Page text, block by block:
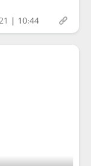
| 10:44